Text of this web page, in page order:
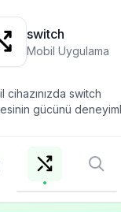
switch
Mobil Uygulama
cihazınızda switch
gücünü